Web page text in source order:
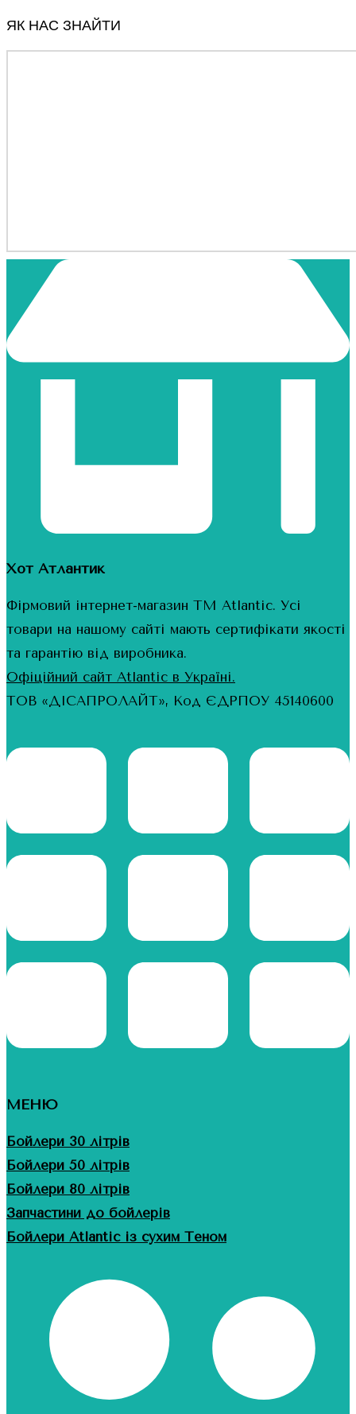
ЯК НАС ЗНАЙТИ
Хот Атлантик
Фірмовий інтернет-магазин ТМ Atlantic. Усі
товари на нашому сайті мають сертифікати якості
та гарантію від виробника.
Офіційний сайт Atlantic в Україні.
ТОВ «ДІСАПРОЛАЙТ», Код ЄДРПОУ 45140600
МЕНЮ
Бойлери 30 літрів
Бойлери 50 літрів
Бойлери 80 літрів
Запчастини до бойлерів
Бойлери Atlantic із сухим Теном